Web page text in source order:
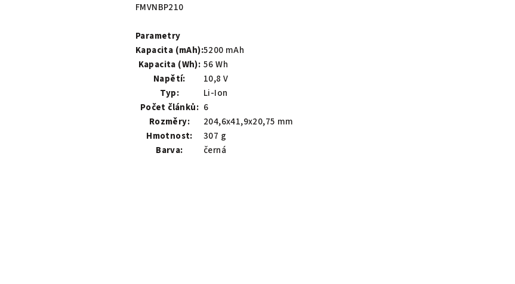
FMVNBP210
Parametry
Kapacita (mAh):5200 mAh
Kapacita (Wh): 56 Wh
Napětí:
10,8 V
Typ:
Li-Ion
Počet článků: 6
Rozměry:
204,6x41,9x20,75 mm
Hmotnost:
307 g
Barva:
černá